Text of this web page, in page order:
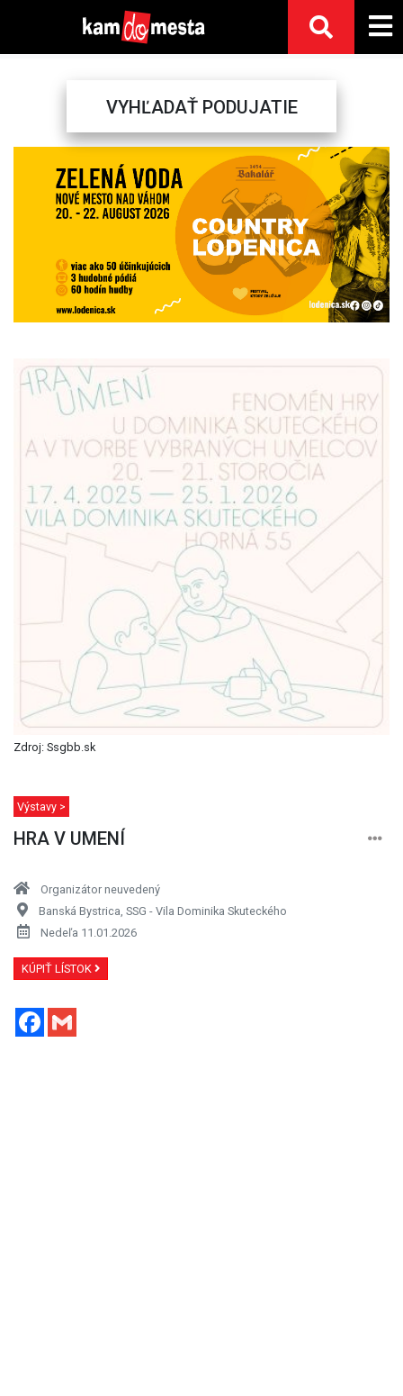
VYHĽADAŤ PODUJATIE
Next
Zdroj: Ssgbb.sk
Výstavy >
HRA V UMENÍ
Organizátor neuvedený
Banská Bystrica, SSG - Vila Dominika Skuteckého
Nedeľa 11.01.2026
KÚPIŤ LÍSTOK
Facebook